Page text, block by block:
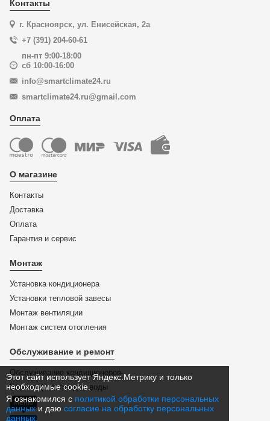
Этот сайт использует Яндекс.Метрику и только
необходимые cookie.
Я ознакомился с политикой обработки персональных
данныхи даю согласие на обработку персональных
данных.
Контакты
г. Красноярск, ул. Енисейская, 2а
+7 (391) 204-60-61
пн-пт 9:00-18:00
сб 10:00-16:00
info@smartclimate24.ru
smartclimate24.ru@gmail.com
Оплата
О магазине
Контакты
Доставка
Оплата
Гарантия и сервис
Монтаж
Установка кондиционера
Установки тепловой завесы
Монтаж вентиляции
Монтаж систем отопления
Обслуживание и ремонт
Обслуживание кондиционеров
Замена фильтра для воды
Меню